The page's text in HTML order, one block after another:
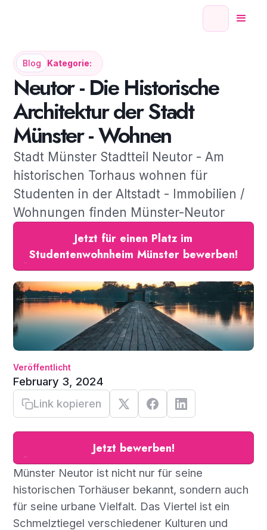
Blog Kategorie:
Neutor - Die Historische
Architektur der Stadt
Münster - Wohnen
Stadt Münster Stadtteil Neutor - Am
historischen Torhaus wohnen für
Studenten in der Altstadt - Immobilien /
Wohnungen finden Münster-Neutor
Jetzt für einen Platz im
Studentenwohnheim Münster bewerben!
Veröffentlicht
February 3, 2024
Link kopieren
Jetzt bewerben!
Münster Neutor ist nicht nur für seine
historischen Torhäuser bekannt, sondern auch
für seine urbane Vielfalt. Das Viertel ist ein
Schmelztiegel verschiedener Kulturen und